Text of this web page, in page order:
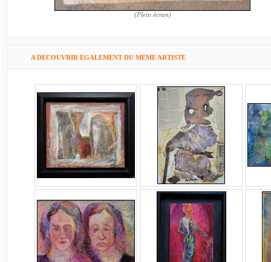
(Plein écran)
A DECOUVRIR EGALEMENT DU MEME ARTISTE